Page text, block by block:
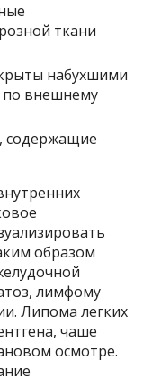
ткани
набухшими
по внешнему
образом
лимфому
Липома легких
чаше
осмотре.